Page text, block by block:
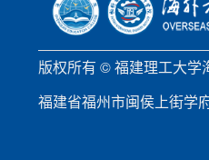
版权所有 © 福建理工大学
福建省福州市闽侯上街学